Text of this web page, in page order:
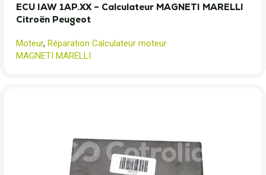
ECU IAW 1AP.XX – Calculateur MAGNETI MARELLI
Citroën Peugeot
Moteur, Réparation Calculateur moteur
MAGNETI MARELLI